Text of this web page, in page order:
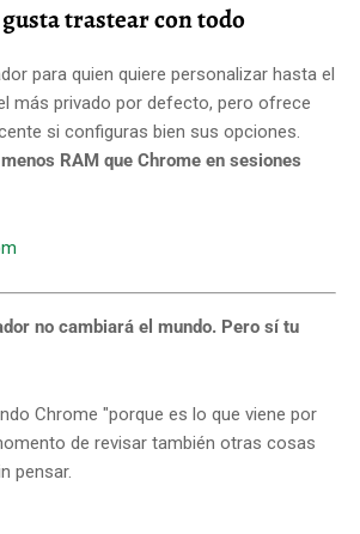
trastear con todo
para quien quiere personalizar hasta el
más privado por defecto, pero ofrece
si configuras bien sus opciones.
RAM que Chrome en sesiones
no cambiará el mundo. Pero sí tu
Chrome "porque es lo que viene por
de revisar también otras cosas
pensar.